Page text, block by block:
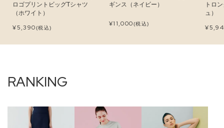
ロゴプリントビッグTシャツ
（ホワイト）
¥5,390(税込)
ギンス（ネイビー）
¥11,000(税込)
トロ
ュ）
¥